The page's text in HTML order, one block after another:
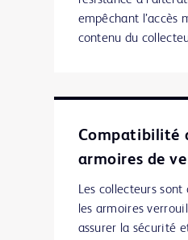
empêchant l’accès
contenu du
Compatibilité
armoires de
Les collecteurs
les armoires
assurer la sécurité